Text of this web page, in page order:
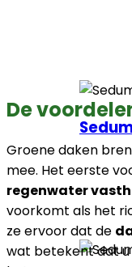
De
Groene daken
mee. Het eerste
regenwater
voorkomt als het
ze ervoor dat de
wat betekent dat